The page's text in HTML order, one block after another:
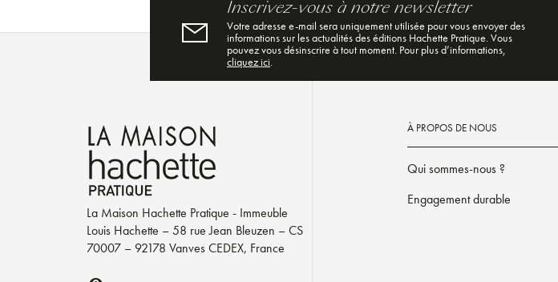
Inscrivez-vous à notre newsletter
Votre adresse e-mail sera uniquement utilisée pour vous envoyer des
informations sur les actualités des éditions Hachette Pratique. Vous
pouvez vous désinscrire à tout moment. Pour plus d’informations,
cliquez ici.
La Maison Hachette Pratique - Immeuble
Louis Hachette – 58 rue Jean Bleuzen – CS
70007 – 92178 Vanves CEDEX, France
À PROPOS DE NOUS
Qui sommes-nous ?
Engagement durable